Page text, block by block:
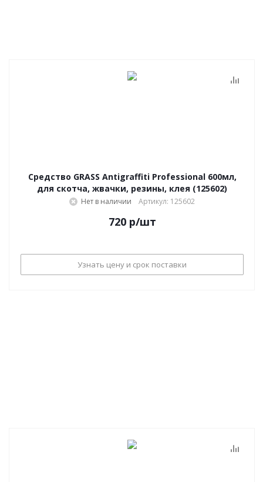
Средство GRASS Antigraffiti Professional 600мл,
для скотча, жвачки, резины, клея (125602)
Нет в наличии Артикул: 125602
720р/шт
Узнать цену и срок поставки